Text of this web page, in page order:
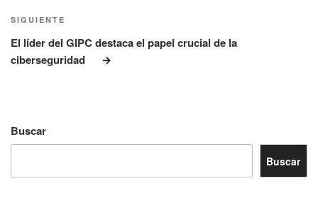
Siguiente
entrada
SIGUIENTE
El líder del GIPC destaca el papel crucial de la
ciberseguridad
Buscar
Buscar